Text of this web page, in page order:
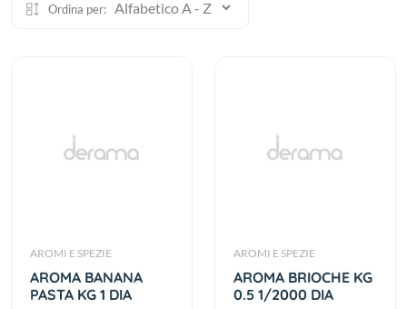
Ordina per:
AROMI E SPEZIE
AROMA BANANA
PASTA KG 1 DIA
AROMI E SPEZIE
AROMA BRIOCHE KG
0.5 1/2000 DIA